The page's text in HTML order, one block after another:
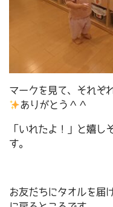
マークを見て、それぞ
ありがとう＾＾
「いれたよ！」と嬉
す。
お友だちにタオルを届